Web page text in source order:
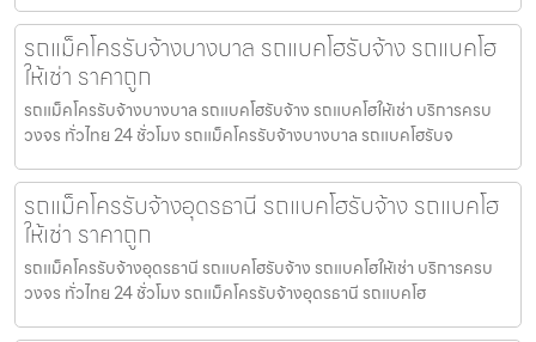
รถแม็คโครรับจ้างบางบาล รถแบคโฮรับจ้าง รถแบคโฮ
ให้เช่า ราคาถูก
รถแม็คโครรับจ้างบางบาล รถแบคโฮรับจ้าง รถแบคโฮให้เช่า บริการครบ
วงจร ทั่วไทย 24 ชั่วโมง รถแม็คโครรับจ้างบางบาล รถแบคโฮรับจ
รถแม็คโครรับจ้างอุดรธานี รถแบคโฮรับจ้าง รถแบคโฮ
ให้เช่า ราคาถูก
รถแม็คโครรับจ้างอุดรธานี รถแบคโฮรับจ้าง รถแบคโฮให้เช่า บริการครบ
วงจร ทั่วไทย 24 ชั่วโมง รถแม็คโครรับจ้างอุดรธานี รถแบคโฮ